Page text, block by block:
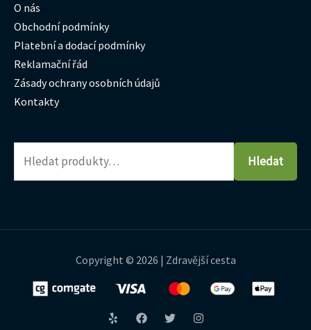
O nás
Obchodní podmínky
Platební a dodací podmínky
Reklamační řád
Zásady ochrany osobních údajů
Kontakty
Hledat
Copyright © 2026 | Zdravější cesta